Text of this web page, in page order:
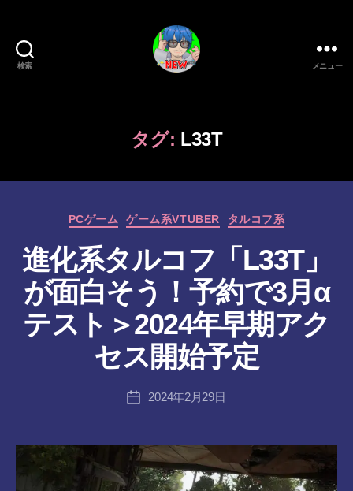
検索
ー
ム/
ジ
ッ
系
VTuber
さ
む
げ
た
ん
メニュー
タグ: L33T
カ
ゴ
リ
ー
PCゲーム ゲーム系VTUBER タルコフ系
進化系タルコフ「L33T」
が面白そう！予約で3月α
テスト＞2024年早期アク
セス開始予定
投
稿
成
者
a
8-
vr
投
2024年2月29日